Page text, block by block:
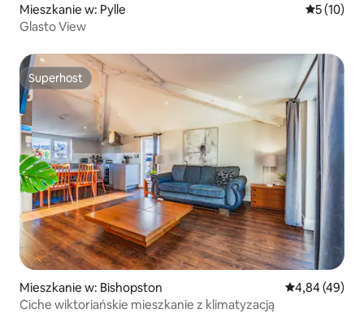
Mieszkanie w: Pylle Średnia
5 (10)
Glasto View
Superhost
Superhost
Mieszkanie w: Bishopston Średnia
4,84 (49)
Ciche wiktoriańskie mieszkanie z klimatyzacją